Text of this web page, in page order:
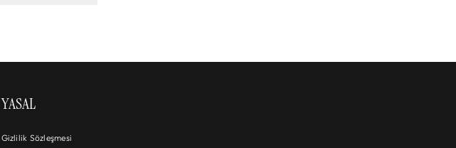
YASAL
Gizlilik Sözleşmesi